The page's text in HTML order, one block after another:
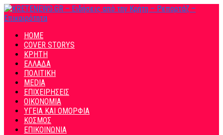
HOME
COVER STORYS
ΚΡΗΤΗ
ΕΛΛΑΔΑ
ΠΟΛΙΤΙΚΗ
MEDIA
ΕΠΙΧΕΙΡΗΣΕΙΣ
ΟΙΚΟΝΟΜΙΑ
ΥΓΕΙΑ ΚΑΙ ΟΜΟΡΦΙΑ
ΚΟΣΜΟΣ
ΕΠΙΚΟΙΝΩΝΙΑ